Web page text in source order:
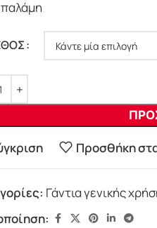
Προσθήκη
Γάντια γενικής